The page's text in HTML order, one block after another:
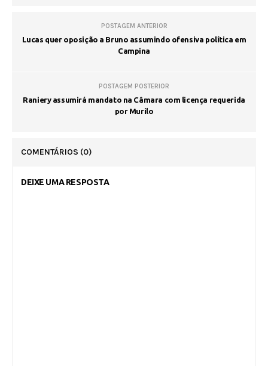
POSTAGEM ANTERIOR
Lucas quer oposição a Bruno assumindo ofensiva política em
Campina
POSTAGEM POSTERIOR
Raniery assumirá mandato na Câmara com licença requerida
por Murilo
COMENTÁRIOS (0)
DEIXE UMA RESPOSTA